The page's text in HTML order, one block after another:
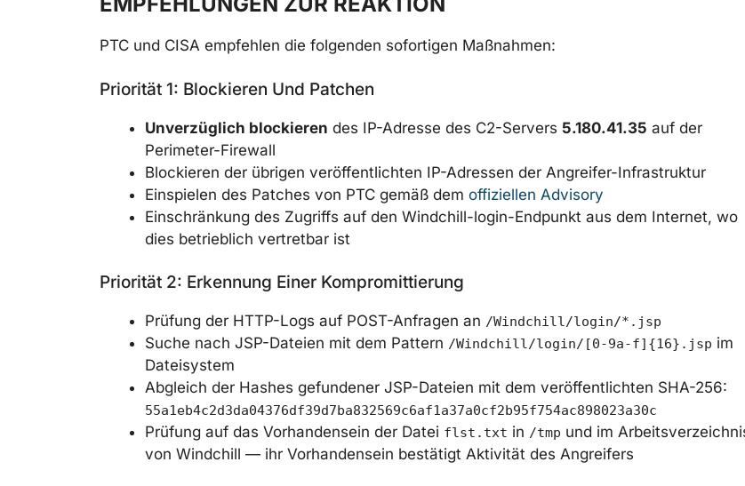
PTC und CISA empfehlen die folgenden sofortigen Maßnahmen:
Priorität 1: Blockieren Und Patchen
Unverzüglich blockieren des IP-Adresse des C2-Servers 5.180.41.35 auf der
Perimeter-Firewall
Blockieren der übrigen veröffentlichten IP-Adressen der Angreifer-Infrastruktur
Einspielen des Patches von PTC gemäß dem offiziellen Advisory
Einschränkung des Zugriffs auf den Windchill-login-Endpunkt aus dem Internet, wo
dies betrieblich vertretbar ist
Priorität 2: Erkennung Einer Kompromittierung
Prüfung der HTTP-Logs auf POST-Anfragen an /Windchill/login/*.jsp
Suche nach JSP-Dateien mit dem Pattern /Windchill/login/[0-9a-f]{16}.jsp im
Dateisystem
Abgleich der Hashes gefundener JSP-Dateien mit dem veröffentlichten SHA-256:
55a1eb4c2d3da04376df39d7ba832569c6af1a37a0cf2b95f754ac898023a30c
Prüfung auf das Vorhandensein der Datei flst.txt in /tmp und im
von Windchill — ihr Vorhandensein bestätigt Aktivität des Angreifers